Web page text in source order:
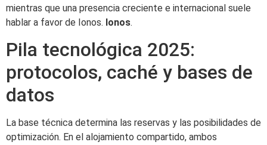
mientras que una presencia creciente e internacional suele
hablar a favor de Ionos. Ionos.
Pila tecnológica 2025:
protocolos, caché y bases de
datos
La base técnica determina las reservas y las posibilidades de
optimización. En el alojamiento compartido, ambos